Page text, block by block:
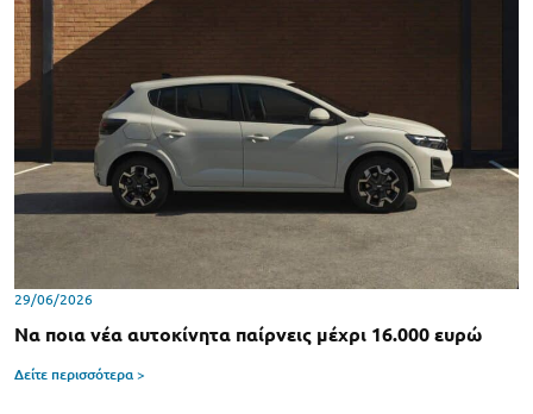
29/06/2026
Να ποια νέα αυτοκίνητα παίρνεις μέχρι 16.000 ευρώ
Δείτε περισσότερα >